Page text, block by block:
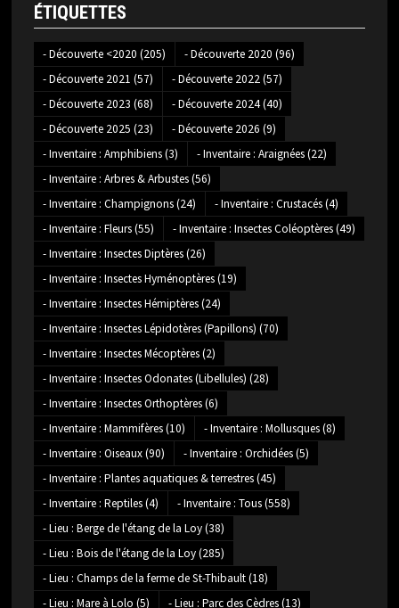
ÉTIQUETTES
- Découverte <2020 (205) - Découverte 2020 (96)
- Découverte 2021 (57) - Découverte 2022(57)
- Découverte 2023 (68) - Découverte 2024(40)
- Découverte 2025 (23) - Découverte 2026 (9)
- Inventaire : Amphibiens(3) - Inventaire : Araignées(22)
- Inventaire : Arbres & Arbustes(56)
- Inventaire : Champignons(24) - Inventaire : Crustacés(4)
- Inventaire : Fleurs(55) - Inventaire : Insectes Coléoptères(49)
- Inventaire : Insectes Diptères(26)
- Inventaire : Insectes Hyménoptères(19)
- Inventaire : Insectes Hémiptères(24)
- Inventaire : Insectes Lépidotères (Papillons) (70)
- Inventaire : Insectes Mécoptères(2)
- Inventaire : Insectes Odonates (Libellules) (28)
- Inventaire : Insectes Orthoptères(6)
- Inventaire : Mammifères(10) - Inventaire : Mollusques(8)
- Inventaire : Oiseaux(90) - Inventaire : Orchidées(5)
- Inventaire : Plantes aquatiques & terrestres(45)
- Inventaire : Reptiles(4) - Inventaire : Tous(558)
- Lieu : Berge de l'étang de la Loy(38)
- Lieu : Bois de l'étang de la Loy(285)
- Lieu : Champs de la ferme de St-Thibault(18)
- Lieu : Mare à Lolo (5) - Lieu : Parc des Cèdres(13)